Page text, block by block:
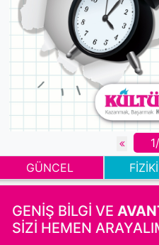
GÜNCEL
GENİŞ BİLGİ VE
SİZİ HEMEN